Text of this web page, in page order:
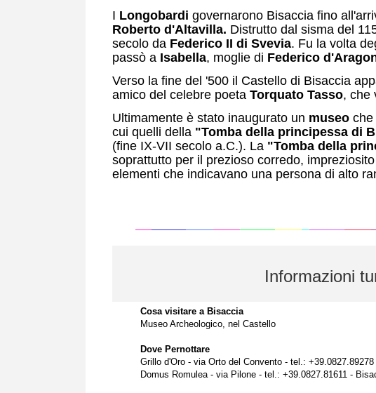
I Longobardi governarono Bisaccia fino
Roberto d'Altavilla. Distrutto dal sisma del
secolo da Federico II di Svevia. Fu la volta
passò a Isabella, moglie di Federico
Verso la fine del '500 il Castello di Bisaccia
amico del celebre poeta Torquato Tasso, che
Ultimamente è stato inaugurato un museoche
cui quelli della "Tomba della principessa di
(fine IX-VII secolo a.C.). La "Tomba della
soprattutto per il prezioso corredo,
elementi che indicavano una persona di alto
Informazioni
Cosa visitare a Bisaccia
Museo Archeologico, nel Castello
Dove Pernottare
Grillo d'Oro - via Orto del Convento - tel.:
Domus Romulea - via Pilone - tel.: +39.0827.81611 -